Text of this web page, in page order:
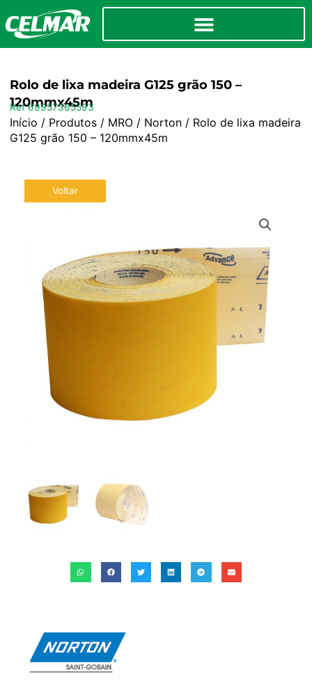
Rolo de lixa madeira G125 grão 150 –
120mmx45m
Ref 69957365593
Início / Produtos/ MRO/ Norton/ Rolo de lixa madeira
G125 grão 150 – 120mmx45m
Voltar